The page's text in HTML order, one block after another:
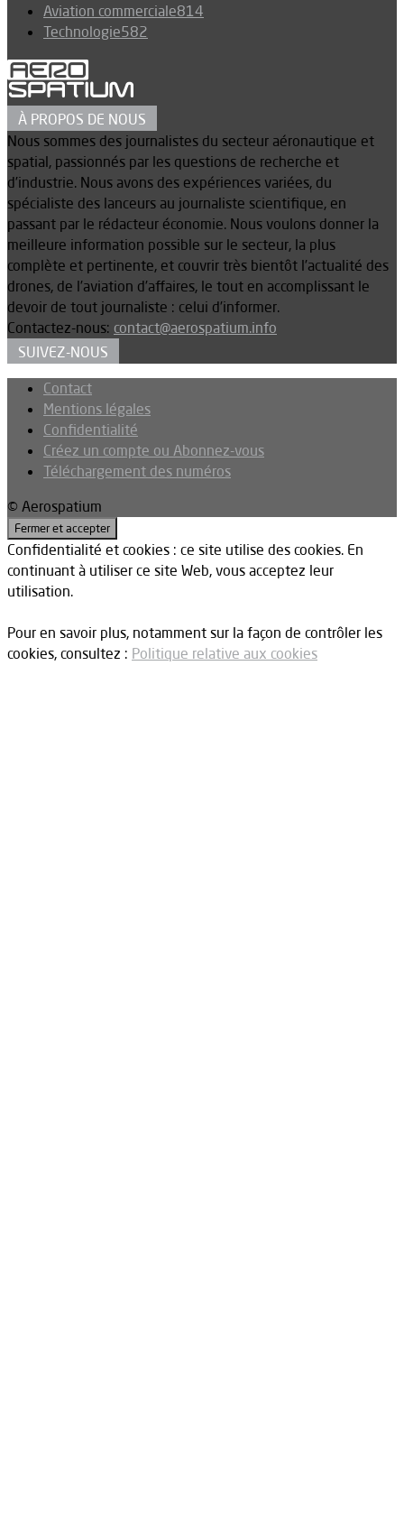
Aviation commerciale814
Technologie582
À PROPOS DE NOUS
Nous sommes des journalistes du secteur aéronautique et
spatial, passionnés par les questions de recherche et
d’industrie. Nous avons des expériences variées, du
spécialiste des lanceurs au journaliste scientifique, en
passant par le rédacteur économie. Nous voulons donner la
meilleure information possible sur le secteur, la plus
complète et pertinente, et couvrir très bientôt l’actualité des
drones, de l’aviation d’affaires, le tout en accomplissant le
devoir de tout journaliste : celui d’informer.
Contactez-nous: contact@aerospatium.info
SUIVEZ-NOUS
Contact
Mentions légales
Confidentialité
Créez un compte ou Abonnez-vous
Téléchargement des numéros
© Aerospatium
Confidentialité et cookies : ce site utilise des cookies. En
continuant à utiliser ce site Web, vous acceptez leur
utilisation.
Pour en savoir plus, notamment sur la façon de contrôler les
cookies, consultez : Politique relative aux cookies